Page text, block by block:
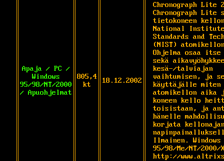
Apaja / PC /
Windows
95/98/NT/2000
/ Apuohjelmat
805,4
kt
18.12.2002
Chronograph Lite
Chronograph Lite
tietokoneen
National
Standards and
(NIST)
Ohjelma osaa
sekä
kesä-/talviajan
vaihtumisen, ja
käyttäjälle miten
atomikellon aika
koneen kello
toisistaan, ja
hänelle
korjata
Ilmainen. Windows
95/98/Me/NT/2000/
http://